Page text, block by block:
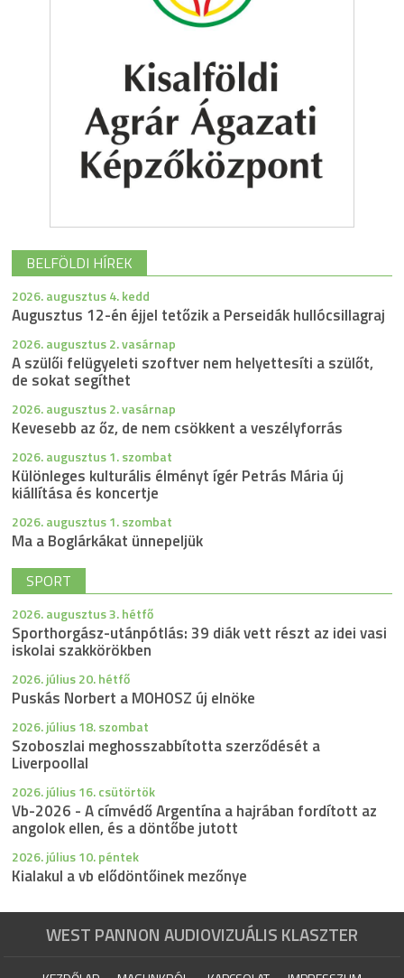
BELFÖLDI HÍREK
2026. augusztus 4. kedd
Augusztus 12-én éjjel tetőzik a Perseidák hullócsillagraj
2026. augusztus 2. vasárnap
A szülői felügyeleti szoftver nem helyettesíti a szülőt,
de sokat segíthet
2026. augusztus 2. vasárnap
Kevesebb az őz, de nem csökkent a veszélyforrás
2026. augusztus 1. szombat
Különleges kulturális élményt ígér Petrás Mária új
kiállítása és koncertje
2026. augusztus 1. szombat
Ma a Boglárkákat ünnepeljük
SPORT
2026. augusztus 3. hétfő
Sporthorgász-utánpótlás: 39 diák vett részt az idei vasi
iskolai szakkörökben
2026. július 20. hétfő
Puskás Norbert a MOHOSZ új elnöke
2026. július 18. szombat
Szoboszlai meghosszabbította szerződését a
Liverpoollal
2026. július 16. csütörtök
Vb-2026 - A címvédő Argentína a hajrában fordított az
angolok ellen, és a döntőbe jutott
2026. július 10. péntek
Kialakul a vb elődöntőinek mezőnye
WEST PANNON AUDIOVIZUÁLIS KLASZTER